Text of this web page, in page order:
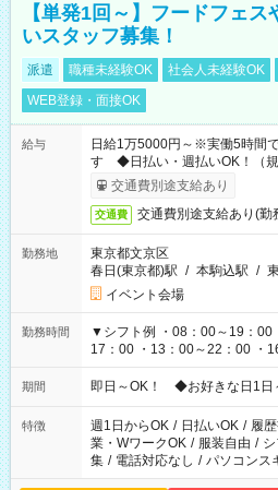
【単発1回～】フードフェ
いスタッフ募集！
派遣 職種未経験OK 社会人未経験OK
WEB登録・面接OK
給与
日給1万5000円～※実働5時間
す ◆日払い・週払いOK！（
も異なります
交通費別途支給あり
交通費 交通費別途支給あり(勤
勤務地
東京都文京区
春日(東京都)駅 / 本駒込駅 /
イベント会場
勤務時間
▼シフト例 ・08：00～19：00
17：00 ・13：00～22：00 ・16：00～
仕事により勤務時間が異なりま
期間 即日～OK！ ◆お好きな日1
特徴 週1日からOK / 日払いOK / 履
業・WワークOK / 服装自由 /
集 / 電話対応なし / パソコンス